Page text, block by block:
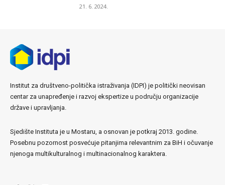
21. 6. 2024.
Institut za društveno-politička istraživanja (IDPI) je politički neovisan
centar za unapređenje i razvoj ekspertize u području organizacije
države i upravljanja.
Sjedište Instituta je u Mostaru, a osnovan je potkraj 2013. godine.
Posebnu pozornost posvećuje pitanjima relevantnim za BiH i očuvanje
njenoga multikulturalnog i multinacionalnog karaktera.